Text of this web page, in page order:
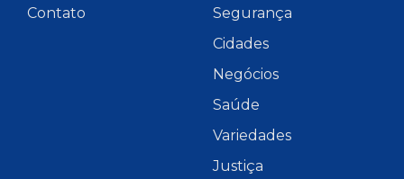
Contato
Segurança
Cidades
Negócios
Saúde
Variedades
Justiça